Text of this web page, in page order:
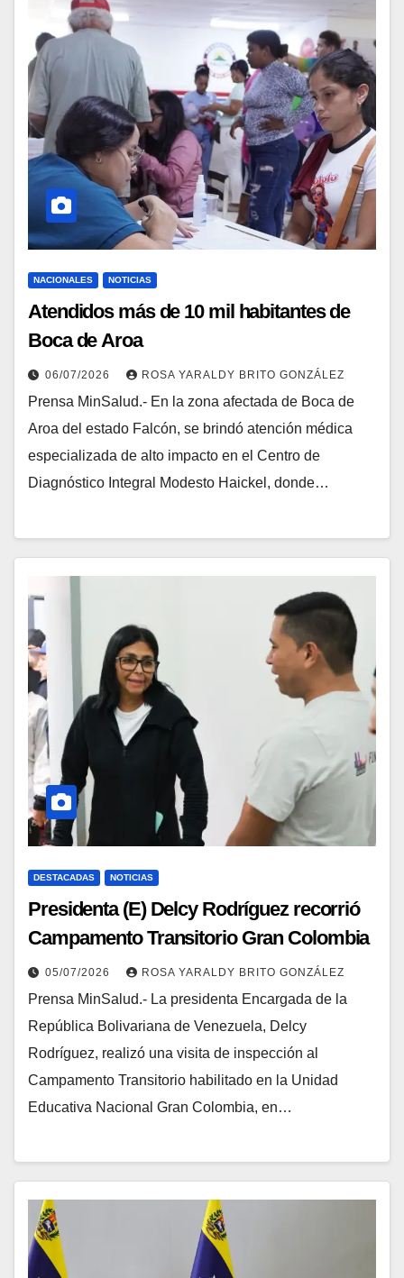
NACIONALES NOTICIAS
Atendidos más de 10 mil habitantes de
Boca de Aroa
06/07/2026 ROSA YARALDY BRITO GONZÁLEZ
Prensa MinSalud.- En la zona afectada de Boca de
Aroa del estado Falcón, se brindó atención médica
especializada de alto impacto en el Centro de
Diagnóstico Integral Modesto Haickel, donde…
DESTACADAS NOTICIAS
Presidenta (E) Delcy Rodríguez recorrió
Campamento Transitorio Gran Colombia
05/07/2026 ROSA YARALDY BRITO GONZÁLEZ
Prensa MinSalud.- La presidenta Encargada de la
República Bolivariana de Venezuela, Delcy
Rodríguez, realizó una visita de inspección al
Campamento Transitorio habilitado en la Unidad
Educativa Nacional Gran Colombia, en…